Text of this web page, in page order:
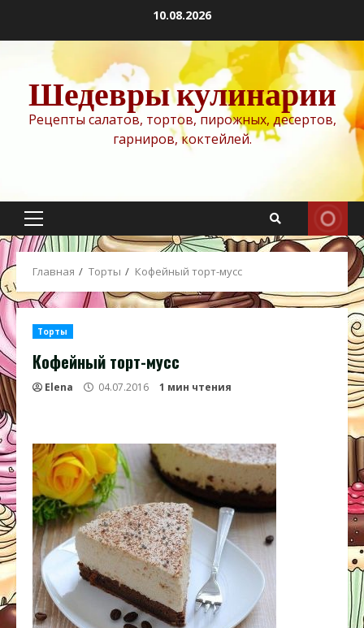
содержимому
10.08.2026
Шедевры кулинарии
Рецепты салатов, тортов, пирожных, десертов,
гарниров, коктейлей.
Основное
меню
Главная Торты Кофейный торт-мусс
Торты
Кофейный торт-мусс
Elena 04.07.2016 1 мин чтения